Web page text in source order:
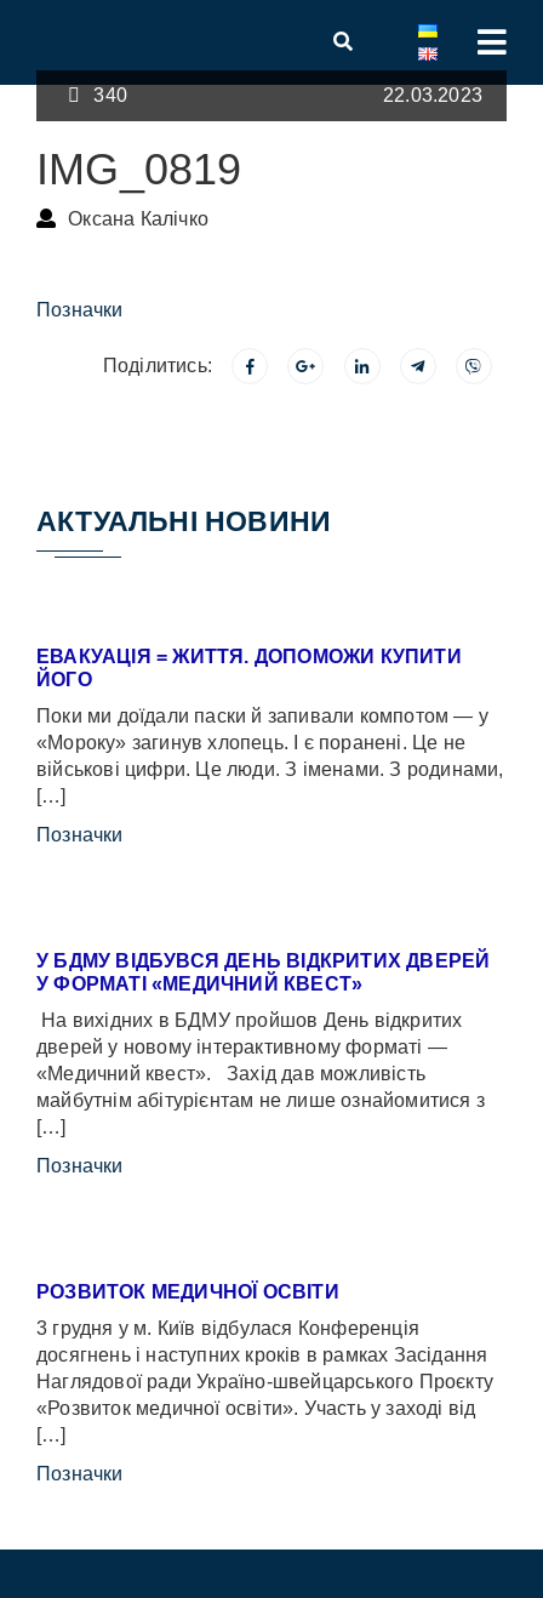
340 22.03.2023
IMG_0819
Оксана Калічко
Позначки
Поділитись:
АКТУАЛЬНІ НОВИНИ
ЕВАКУАЦІЯ = ЖИТТЯ. ДОПОМОЖИ КУПИТИ
ЙОГО
Поки ми доїдали паски й запивали компотом — у
«Мороку» загинув хлопець. І є поранені. Це не
військові цифри. Це люди. З іменами. З родинами,
[…]
Позначки
У БДМУ ВІДБУВСЯ ДЕНЬ ВІДКРИТИХ ДВЕРЕЙ
У ФОРМАТІ «МЕДИЧНИЙ КВЕСТ»
На вихідних в БДМУ пройшов День відкритих
дверей у новому інтерактивному форматі —
«Медичний квест». Захід дав можливість
майбутнім абітурієнтам не лише ознайомитися з
[…]
Позначки
РОЗВИТОК МЕДИЧНОЇ ОСВІТИ
3 грудня у м. Київ відбулася Конференція
досягнень і наступних кроків в рамках Засідання
Наглядової ради Україно-швейцарського Проєкту
«Розвиток медичної освіти». Участь у заході від
[…]
Позначки